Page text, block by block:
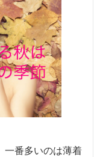
一番多いのは薄着